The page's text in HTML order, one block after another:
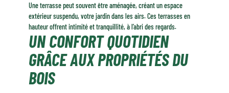
Une terrasse peut souvent être aménagée, créant un espace
extérieur suspendu, votre jardin dans les airs. Ces terrasses en
hauteur offrent intimité et tranquillité, à l’abri des regards.
UN CONFORT QUOTIDIEN
GRÂCE AUX PROPRIÉTÉS DU
BOIS